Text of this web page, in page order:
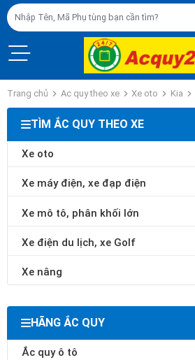
Trang chủ Ac quy theo xe Xe oto Kia
TÌM ẮC QUY THEO XE
Xe oto
Xe máy điện, xe đạp điện
Xe mô tô, phân khối lớn
Xe điện du lịch, xe Golf
Xe nâng
HÃNG ẮC QUY
Ắc quy ô tô